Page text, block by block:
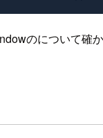
のについて確